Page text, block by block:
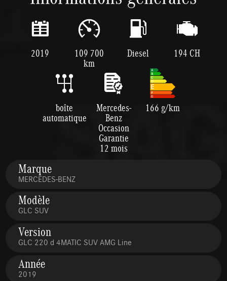
2019 109 700
km
Diesel 194 CH
boîte
automatique
Mercedes-
Benz
Occasion
Garantie
12 mois
166 g/km
Marque
MERCEDES-BENZ
Modèle
GLC SUV
Version
GLC 220 d 4MATIC SUV AMG Line
Année
2019